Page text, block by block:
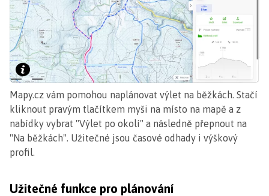
Mapy.cz vám pomohou naplánovat výlet na běžkách. Stačí
kliknout pravým tlačítkem myši na místo na mapě a z
nabídky vybrat "Výlet po okolí" a následně přepnout na
"Na běžkách". Užitečné jsou časové odhady i výškový
profil.
Užitečné funkce pro plánování